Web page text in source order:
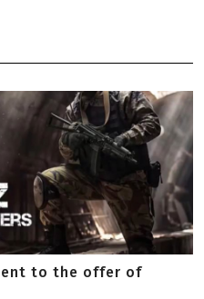
to the offer of